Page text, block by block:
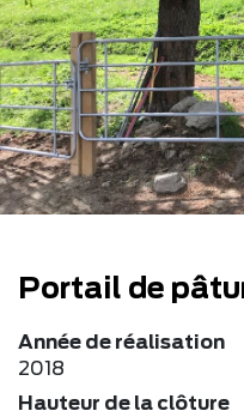
Portail de
Année de réalisation
2018
Hauteur de la clôture